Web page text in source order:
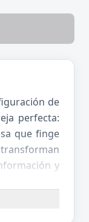
de
perfecta:
que finge
transforman
y
tiene un